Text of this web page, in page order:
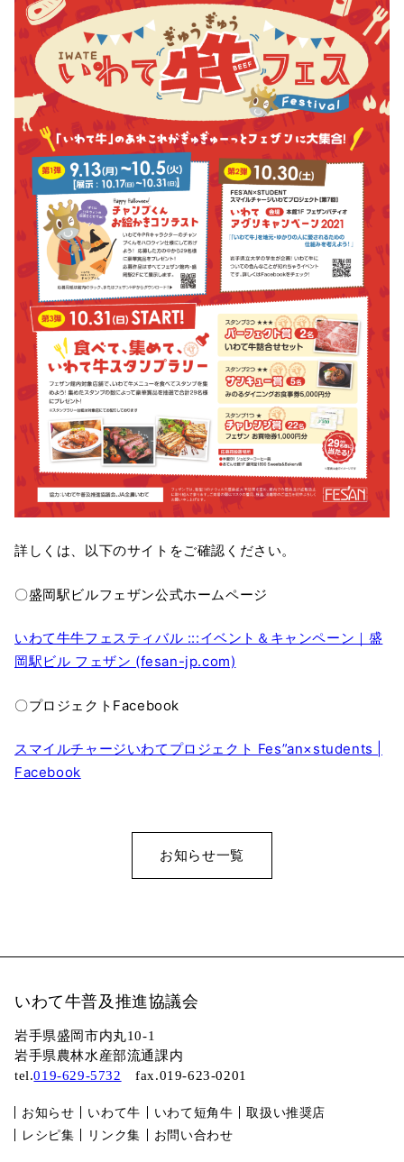
詳しくは、以下のサイトをご確認ください。
〇盛岡駅ビルフェザン公式ホームページ
いわて牛牛フェスティバル :::イベント＆キャンペーン｜盛
岡駅ビル フェザン (fesan-jp.com)
〇プロジェクトFacebook
スマイルチャージいわてプロジェクト Fes”an×students |
Facebook
お知らせ一覧
いわて牛普及推進協議会
岩手県盛岡市内丸10-1
岩手県農林水産部流通課内
tel.019-629-5732 fax.019-623-0201
お知らせ いわて牛 いわて短角牛
取扱い推奨店
レシピ集
リンク集 お問い合わせ